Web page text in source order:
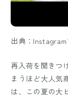
出典：
再入荷を聞きつ
まうほど大人気
は、この夏の大